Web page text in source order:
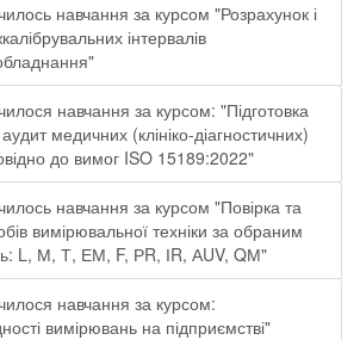
навчання за курсом "Розрахунок і
інтервалів
навчання за курсом: "Підготовка
медичних (клініко-діагностичних)
до вимог ISO 15189:2022"
навчання за курсом "Повірка та
вимірювальної техніки за обраним
L, М, Т, ЕМ, F, РR, ІR, АUV, QМ"
навчання за курсом:
вимірювань на підприємстві"